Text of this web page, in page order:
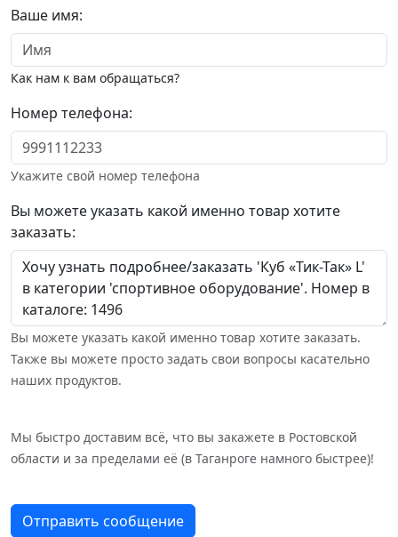
Ваше имя:
Как нам к вам обращаться?
Номер телефона:
Укажите свой номер телефона
Вы можете указать какой именно товар хотите
заказать:
Вы можете указать какой именно товар хотите заказать.
Также вы можете просто задать свои вопросы касательно
наших продуктов.
Мы быстро доставим всё, что вы закажете в Ростовской
области и за пределами её (в Таганроге намного быстрее)!
Отправить сообщение